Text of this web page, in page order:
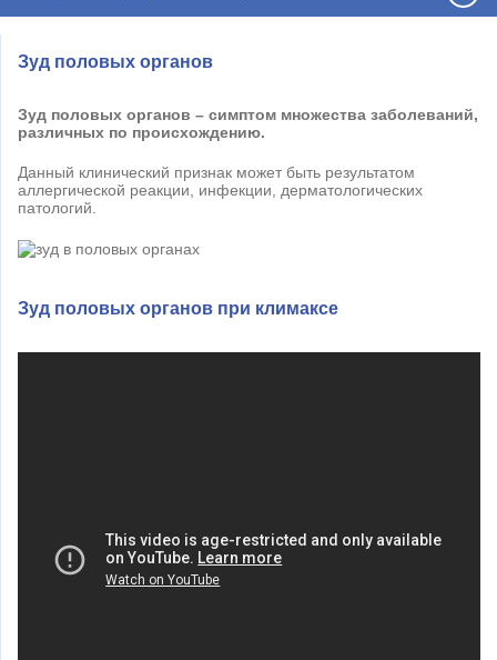
Зуд половых органов
Зуд половых органов ­– симптом множества заболеваний,
различных по происхождению.
Данный клинический признак может быть результатом
аллергической реакции, инфекции, дерматологических
патологий.
Зуд половых органов при климаксе